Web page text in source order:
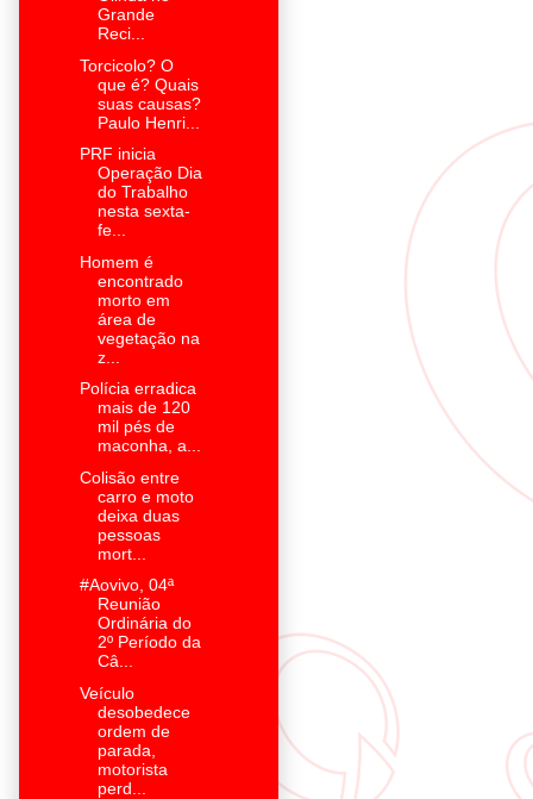
Grande
Reci...
Torcicolo? O
que é? Quais
suas causas?
Paulo Henri...
PRF inicia
Operação Dia
do Trabalho
nesta sexta-
fe...
Homem é
encontrado
morto em
área de
vegetação na
z...
Polícia erradica
mais de 120
mil pés de
maconha, a...
Colisão entre
carro e moto
deixa duas
pessoas
mort...
#Aovivo, 04ª
Reunião
Ordinária do
2º Período da
Câ...
Veículo
desobedece
ordem de
parada,
motorista
perd...